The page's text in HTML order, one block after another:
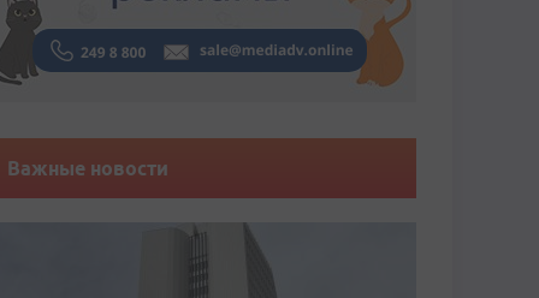
Важные новости